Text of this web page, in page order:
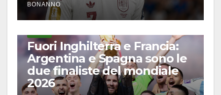
BONANNO
Fuori Inghilterra e Francia:
Argentina e Spagna sono le
due finaliste del mondiale
2026